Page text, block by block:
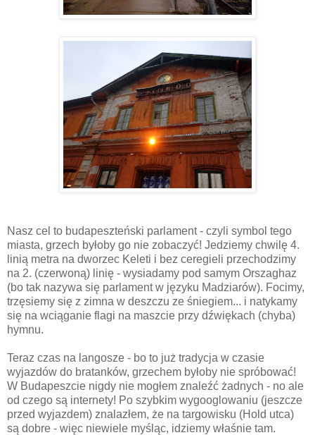
Nasz cel to budapeszteński parlament - czyli symbol tego
miasta, grzech byłoby go nie zobaczyć! Jedziemy chwilę 4.
linią metra na dworzec Keleti i bez ceregieli przechodzimy
na 2. (czerwoną) linię - wysiadamy pod samym Orszaghaz
(bo tak nazywa się parlament w języku Madziarów). Focimy,
trzęsiemy się z zimna w deszczu ze śniegiem... i natykamy
się na wciąganie flagi na maszcie przy dźwiękach (chyba)
hymnu.
Teraz czas na langosze - bo to już tradycja w czasie
wyjazdów do bratanków, grzechem byłoby nie spróbować!
W Budapeszcie nigdy nie mogłem znaleźć żadnych - no ale
od czego są internety! Po szybkim wygooglowaniu (jeszcze
przed wyjazdem) znalazłem, że na targowisku (Hold utca)
są dobre - więc niewiele myśląc, idziemy właśnie tam.